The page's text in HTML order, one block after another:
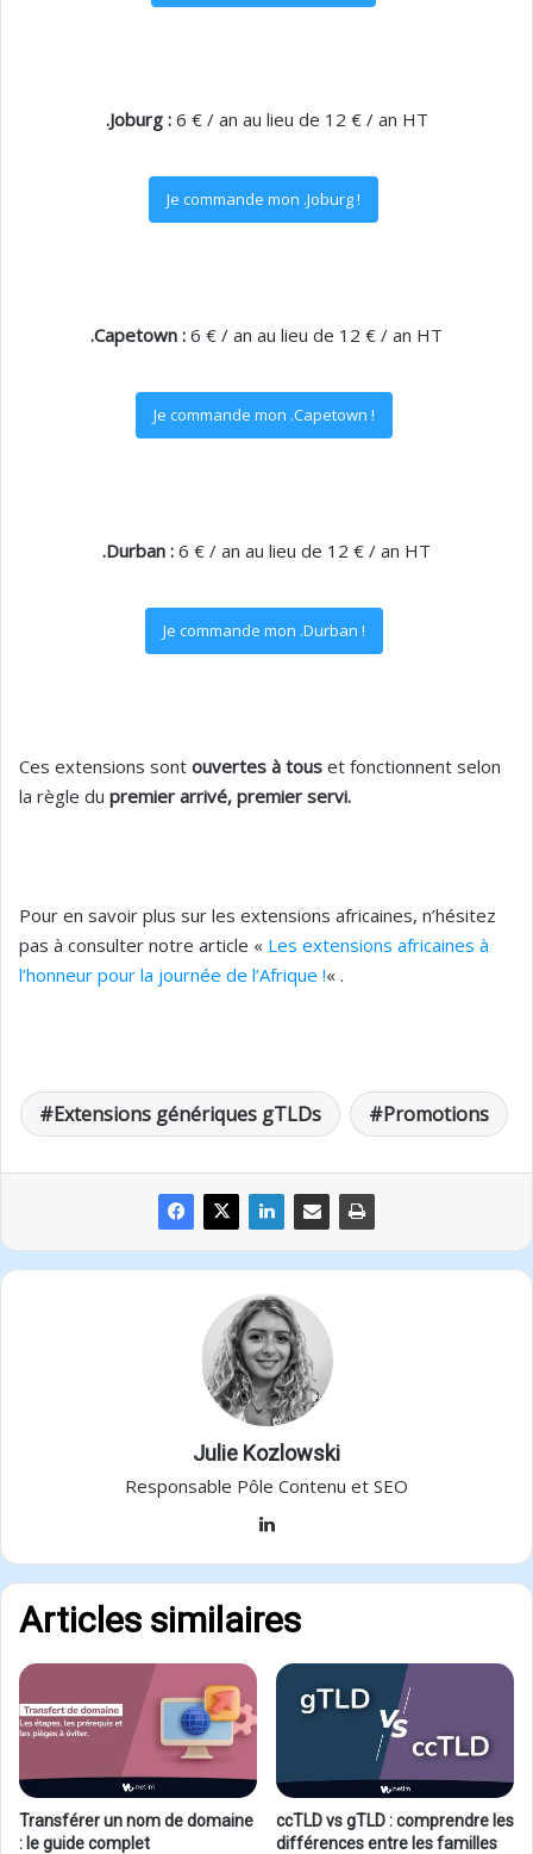
.Joburg :6 € / an au lieu de 12 € / an HT
Je commande mon .Joburg !
.Capetown : 6 € / an au lieu de 12 € / an HT
Je commande mon .Capetown !
.Durban : 6 € / an au lieu de 12 € / an HT
Je commande mon .Durban !
Ces extensions sont ouvertes à tous et fonctionnent selon
la règle du premier arrivé, premier servi.
Pour en savoir plus sur les extensions africaines, n’hésitez
pas à consulter notre article « Les extensions africaines à
l’honneur pour la journée de l’Afrique !« .
Extensions génériques gTLDs Promotions
Julie Kozlowski
Responsable Pôle Contenu et SEO
Articles similaires
Transférer un nom de domaine
: le guide complet
ccTLD vs gTLD : comprendre les
différences entre les familles